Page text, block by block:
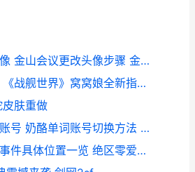
金山会议怎么改头像 金山会议更改头像步骤 金山会议电脑版
四海朋友一起窝窝 《战舰世界》窝窝娘全新指挥官上线 四海朋友聚雪域简谱
肤重做
奶酪单词怎么切换账号 奶酪单词账号切换方法 切奶酪英语
绝区零爱丽丝逸趣事件具体位置一览 绝区零爱丽丝逸趣事件灯塔任务男主